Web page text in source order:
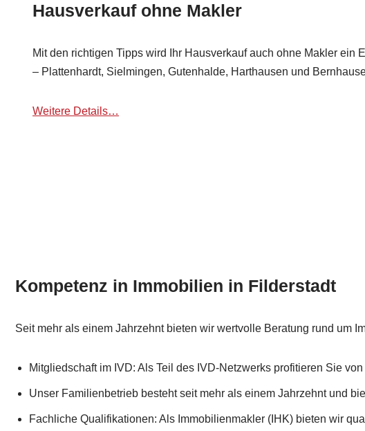
Hausverkauf ohne Makler
Mit den richtigen Tipps wird Ihr Hausverkauf auch ohne Makler ein
– Plattenhardt, Sielmingen, Gutenhalde, Harthausen und
Weitere Details…
Kompetenz in Immobilien in Filderstadt
Seit mehr als einem Jahrzehnt bieten wir wertvolle Beratung rund um
Mitgliedschaft im IVD: Als Teil des IVD-Netzwerks profitieren Sie
Unser Familienbetrieb besteht seit mehr als einem Jahrzehnt und
Fachliche Qualifikationen: Als Immobilienmakler (IHK) bieten wir